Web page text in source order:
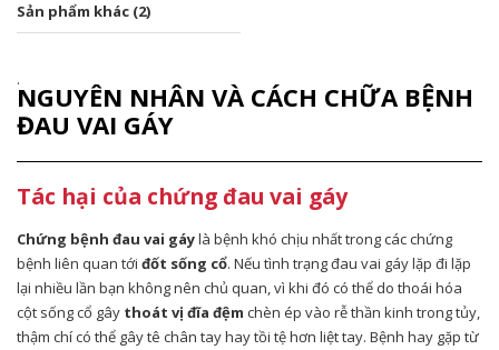
Sản phẩm khác (2)
NGUYÊN NHÂN VÀ CÁCH CHỮA BỆNH
ĐAU VAI GÁY
Tác hại của chứng đau vai gáy
Chứng bệnh đau vai gáylà bệnh khó chịu nhất trong các chứng
bệnh liên quan tới đốt sống cổ. Nếu tình trạng đau vai gáy lặp đi lặp
lại nhiều lần bạn không nên chủ quan, vì khi đó có thể do thoái hóa
cột sống cổ gây thoát vị đĩa đệm chèn ép vào rễ thần kinh trong tủy,
thậm chí có thể gây tê chân tay hay tồi tệ hơn liệt tay. Bệnh hay gặp từ